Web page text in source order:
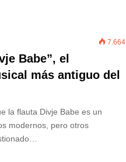
7.664
Babe”, el
más antiguo del
la flauta Divje Babe es un
modernos, pero otros